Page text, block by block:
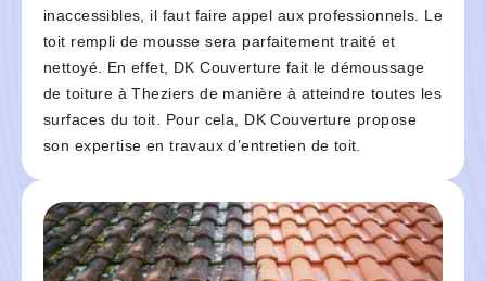
inaccessibles, il faut faire appel aux professionnels. Le
toit rempli de mousse sera parfaitement traité et
nettoyé. En effet, DK Couverture fait le démoussage
de toiture à Theziers de manière à atteindre toutes les
surfaces du toit. Pour cela, DK Couverture propose
son expertise en travaux d’entretien de toit.